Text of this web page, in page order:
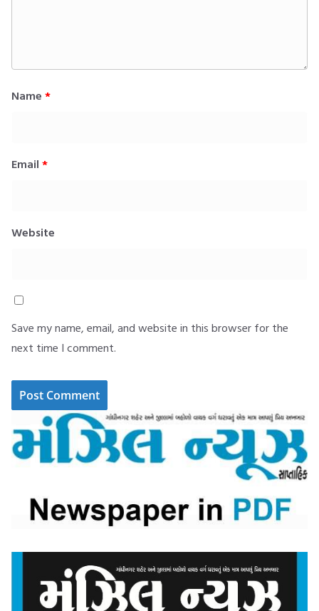
Name *
Email *
Website
Save my name, email, and website in this browser for the
next time I comment.